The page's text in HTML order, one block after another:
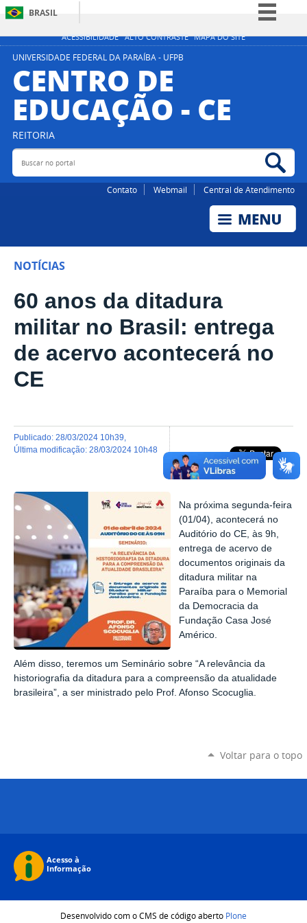
ACESSIBILIDADE ALTO CONTRASTE MAPA DO SITE
BRASIL
Simplifique!
Acesso à informação
Legislação
UNIVERSIDADE FEDERAL DA PARAÍBA - UFPB
CENTRO DE
EDUCAÇÃO - CE
REITORIA
Buscar no portal
Contato Webmail Central de Atendimento
NOTÍCIAS
60 anos da ditadura
militar no Brasil: entrega
de acervo acontecerá no
CE
publicado: 28/03/2024 10h39
última modificação: 28/03/2024 10h48
Na próxima segunda-feira
(01/04), acontecerá no
Auditório do CE, às 9h,
entrega de acervo de
documentos originais da
ditadura militar na
Paraíba para o Memorial
da Democracia da
Fundação Casa José
Américo
Além disso, teremos um Seminário sobre “A relevância da
historiografia da ditadura para a compreensão da atualidade
brasileira”, a ser ministrado pelo Prof. Afonso Scocuglia.
Voltar para o topo
Desenvolvido com o CMS de código aberto Plone